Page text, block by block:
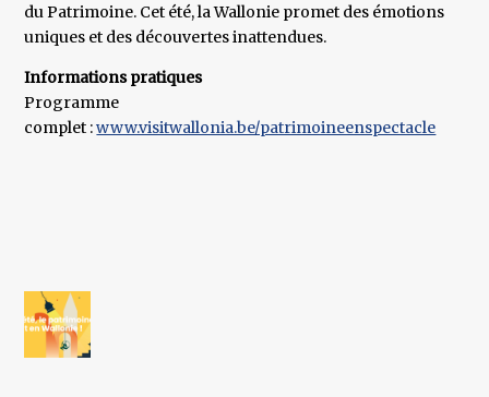
du Patrimoine. Cet été, la Wallonie promet des émotions
uniques et des découvertes inattendues.
Informations pratiques
Programme
complet :www.visitwallonia.be/patrimoineenspectacle